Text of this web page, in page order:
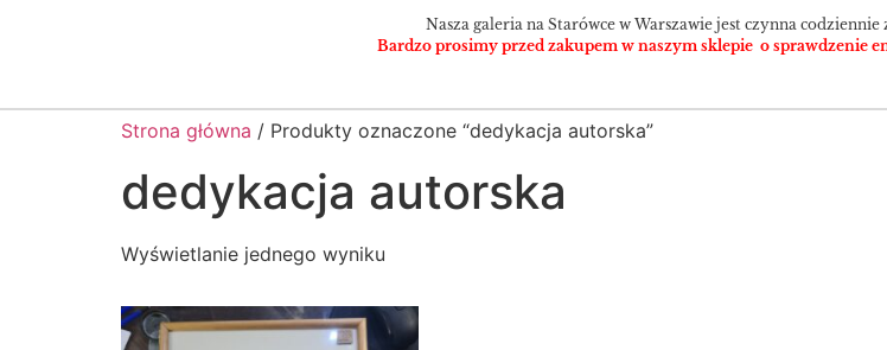
Nasza galeria na Starówce w Warszawie jest czynna
Bardzo prosimy przed zakupem w naszym sklepie o sprawdzenie
Strona główna / Produkty oznaczone “dedykacja autorska”
dedykacja autorska
Wyświetlanie jednego wyniku